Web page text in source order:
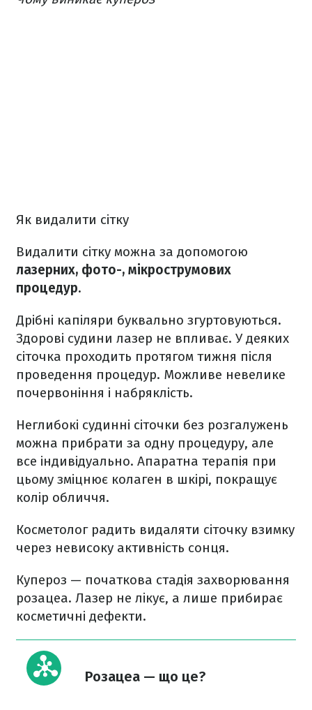
Як видалити сітку
Видалити сітку можна за допомогою
лазерних, фото-, мікрострумових
процедур.
Дрібні капіляри буквально згуртовуються.
Здорові судини лазер не впливає. У деяких
сіточка проходить протягом тижня після
проведення процедур. Можливе невелике
почервоніння і набряклість.
Неглибокі судинні сіточки без розгалужень
можна прибрати за одну процедуру, але
все індивідуально. Апаратна терапія при
цьому зміцнює колаген в шкірі, покращує
колір обличчя.
Косметолог радить видаляти сіточку взимку
через невисоку активність сонця.
Купероз — початкова стадія захворювання
розацеа. Лазер не лікує, а лише прибирає
косметичні дефекти.
Розацеа — що це?